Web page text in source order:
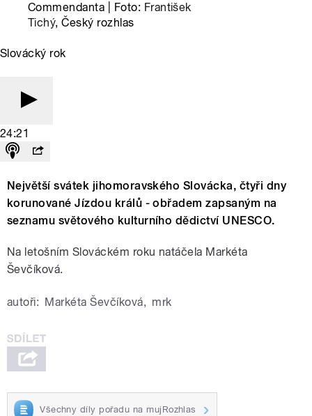
Commendanta | Foto: František
Tichý, Český rozhlas
Slovácký rok
24:21
Největší svátek jihomoravského Slovácka, čtyři dny
korunované Jízdou králů - obřadem zapsaným na
seznamu světového kulturního dědictví UNESCO.
Na letošním Slováckém roku natáčela Markéta
Ševčíková.
autoři: Markéta Ševčíková, mrk
Všechny díly pořadu na mujRozhlas